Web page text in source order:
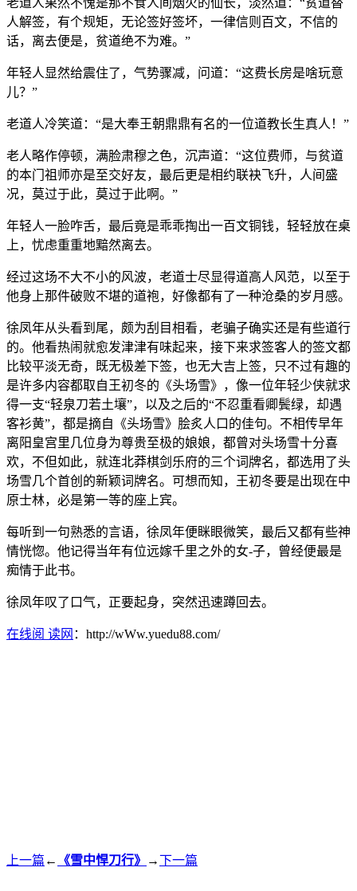
人解签，有个规矩，无论签好签坏，一律信则百文，不信的
话，离去便是，贫道绝不为难。”
年轻人显然给震住了，气势骤减，问道：“这费长房是啥玩意
儿？”
老道人冷笑道：“是大奉王朝鼎鼎有名的一位道教长生真人！”
老人略作停顿，满脸肃穆之色，沉声道：“这位费师，与贫道
的本门祖师亦是至交好友，最后更是相约联袂飞升，人间盛
况，莫过于此，莫过于此啊。”
年轻人一脸咋舌，最后竟是乖乖掏出一百文铜钱，轻轻放在桌
上，忧虑重重地黯然离去。
经过这场不大不小的风波，老道士尽显得道高人风范，以至于
他身上那件破败不堪的道袍，好像都有了一种沧桑的岁月感。
徐凤年从头看到尾，颇为刮目相看，老骗子确实还是有些道行
的。他看热闹就愈发津津有味起来，接下来求签客人的签文都
比较平淡无奇，既无极差下签，也无大吉上签，只不过有趣的
是许多内容都取自王初冬的《头场雪》，像一位年轻少侠就求
得一支“轻泉刀若土壤”，以及之后的“不忍重看卿鬓绿，却遇
客衫黄”，都是摘自《头场雪》脍炙人口的佳句。不相传早年
离阳皇宫里几位身为尊贵至极的娘娘，都曾对头场雪十分喜
欢，不但如此，就连北莽棋剑乐府的三个词牌名，都选用了头
场雪几个首创的新颖词牌名。可想而知，王初冬要是出现在中
原士林，必是第一等的座上宾。
每听到一句熟悉的言语，徐凤年便眯眼微笑，最后又都有些神
情恍惚。他记得当年有位远嫁千里之外的女-子，曾经便最是
痴情于此书。
徐凤年叹了口气，正要起身，突然迅速蹲回去。
在线阅 读网 ：http://wWw.yuedu88.com/
上一篇 ← 《雪中悍刀行》 →下一篇